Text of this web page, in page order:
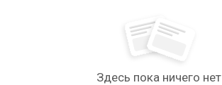
Здесь пока ничего нет